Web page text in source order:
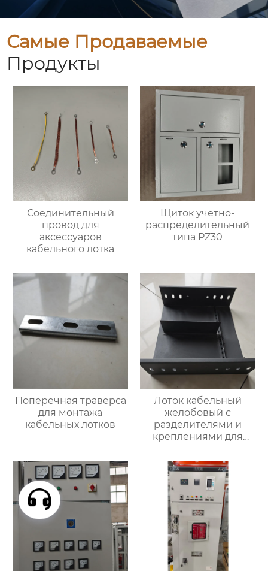
Самые Продаваемые
Продукты
Соединительный
провод для
аксессуаров
кабельного лотка
Щиток учетно-
распределительный
типа PZ30
Поперечная траверса
для монтажа
кабельных лотков
Лоток кабельный
желобовый с
разделителями и
креплениями для